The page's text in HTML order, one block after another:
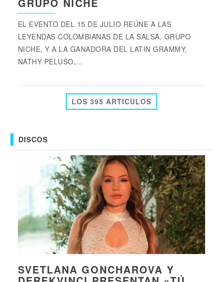
GRUPO NICHE
EL EVENTO DEL 15 DE JULIO REÚNE A LAS
LEYENDAS COLOMBIANAS DE LA SALSA, GRUPO
NICHE, Y A LA GANADORA DEL LATIN GRAMMY,
NATHY PELUSO,...
LOS 395 ARTICULOS
DISCOS
SVETLANA GONCHAROVA Y